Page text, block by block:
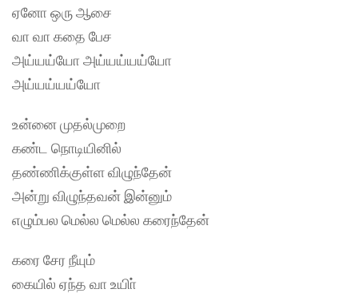
ஏனோ ஒரு ஆசை
வா வா கதை பேச
அய்யய்யோ அய்யய்யய்யோ
அய்யய்யய்யோ
உன்னை முதல்முறை
கண்ட நொடியினில்
தண்ணிக்குள்ள விழுந்தேன்
அன்று விழுந்தவன் இன்னும்
எழும்பல மெல்ல மெல்ல கரைந்தேன்
கரை சேர நீயும்
கையில் ஏந்த வா உயிா்